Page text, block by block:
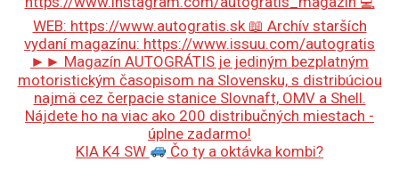
KIA K4 SW Čo ty a oktávka kombi?